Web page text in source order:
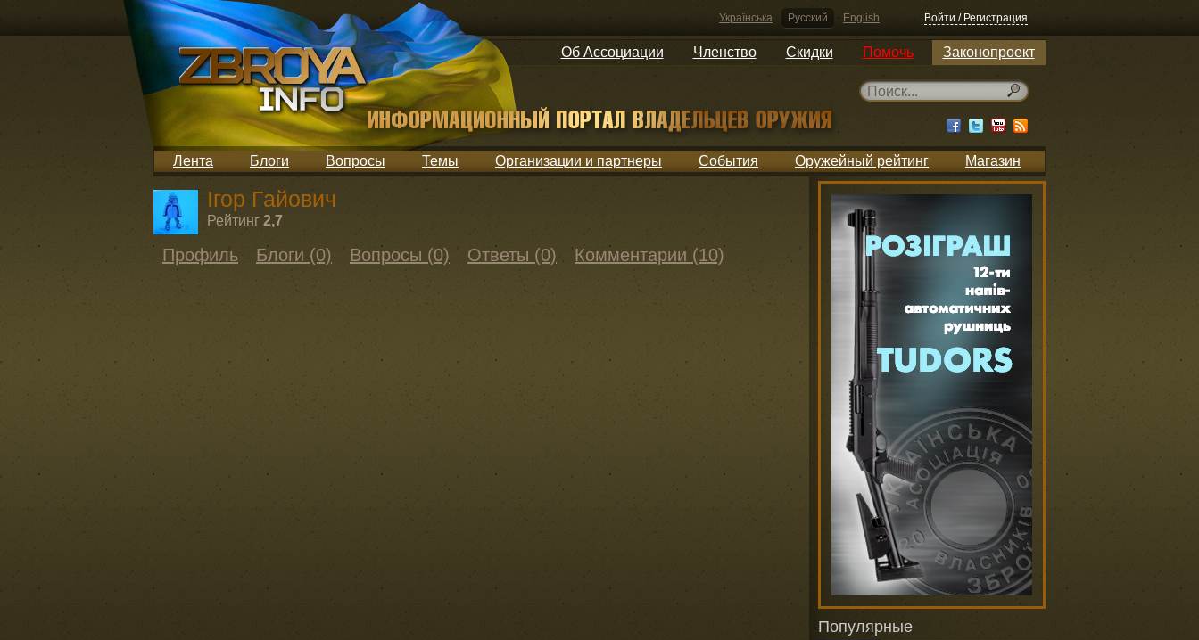
Українська Русский English Войти / Регистрация
Об Ассоциации Членство Скидки Помочь Законопроект
Лента Блоги Вопросы Темы Организации и партнеры События Оружейный рейтинг Магазин
Ігор Гайович
Рейтинг 2,7
Профиль Блоги (0) Вопросы (0) Ответы (0) Комментарии (10)
Популярные